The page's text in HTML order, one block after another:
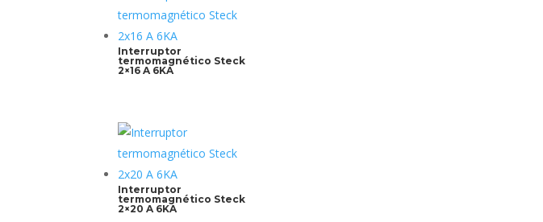
Interruptor
termomagnético Steck
2×16 A 6KA
Interruptor
termomagnético Steck
2×20 A 6KA